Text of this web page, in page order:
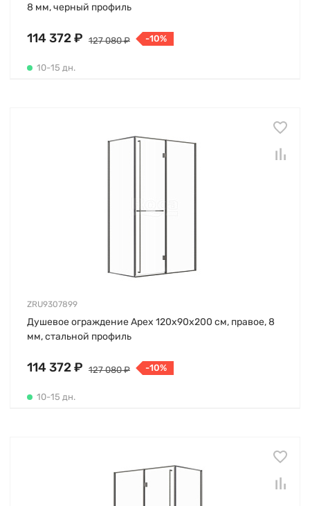
8 мм, черный профиль
114 372 ₽ 127 080 ₽ -10%
10-15 дн.
ZRU9307899
Душевое ограждение Apex 120х90х200 см, правое, 8
мм, стальной профиль
114 372 ₽ 127 080 ₽ -10%
10-15 дн.